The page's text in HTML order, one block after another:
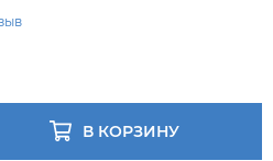
В КОРЗИНУ